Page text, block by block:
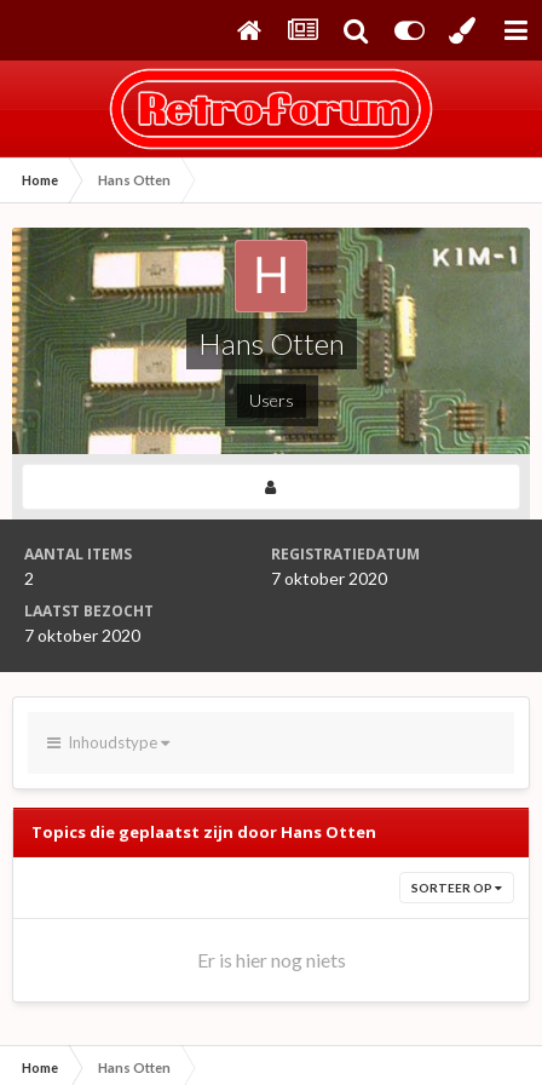
Home Hans Otten
Hans Otten
Users
AANTAL ITEMS
2
REGISTRATIEDATUM
7 oktober 2020
LAATST BEZOCHT
7 oktober 2020
Inhoudstype
Topics die geplaatst zijn door Hans Otten
SORTEER OP
Er is hier nog niets
Home Hans Otten